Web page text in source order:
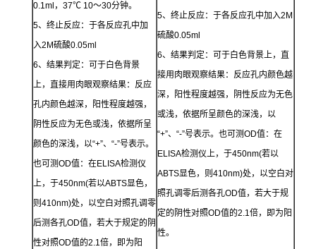
0.1ml，37℃ 10～30分钟。
5、终止反应：于各反应孔中加
入2M硫酸0.05ml
6、结果判定：可于白色背景
上，直接用肉眼观察结果：反应
孔内颜色越深，阳性程度越强，
阴性反应为无色或浅，依据所呈
颜色的深浅，以“+”、“-”号表示。
也可测OD值：在ELISA检测仪
上，于450nm(若以ABTS显色，
则410nm)处，以空白对照孔调零
后测各孔OD值，若大于规定的阴
性对照OD值的2.1倍，即为阳
5、终止反应：于各反应孔中加入2M
硫酸0.05ml
6、结果判定：可于白色背景上，直
接用肉眼观察结果：反应孔内颜色越
深，阳性程度越强，阴性反应为无色
或浅，依据所呈颜色的深浅，以
“+”、“-”号表示。也可测OD值：在
ELISA检测仪上，于450nm(若以
ABTS显色，则410nm)处，以空白对
照孔调零后测各孔OD值，若大于规
定的阴性对照OD值的2.1倍，即为阳
性。